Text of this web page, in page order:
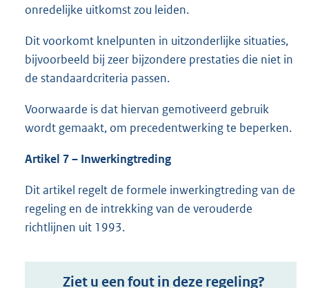
onredelijke uitkomst zou leiden.
Dit voorkomt knelpunten in uitzonderlijke situaties,
bijvoorbeeld bij zeer bijzondere prestaties die niet in
de standaardcriteria passen.
Voorwaarde is dat hiervan gemotiveerd gebruik
wordt gemaakt, om precedentwerking te beperken.
Artikel 7 – Inwerkingtreding
Dit artikel regelt de formele inwerkingtreding van de
regeling en de intrekking van de verouderde
richtlijnen uit 1993.
Ziet u een fout in deze regeling?